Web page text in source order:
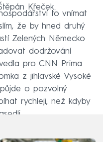
Křeček.
to vnímat
že by hned druhý
Zelených Německo
dodržování
pro CNN Prima
z jihlavské Vysoké
o pozvolný
rychleji, než kdyby